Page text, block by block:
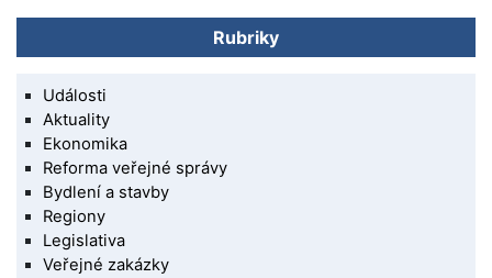
Rubriky
Události
Aktuality
Ekonomika
Reforma veřejné správy
Bydlení a stavby
Regiony
Legislativa
Veřejné zakázky